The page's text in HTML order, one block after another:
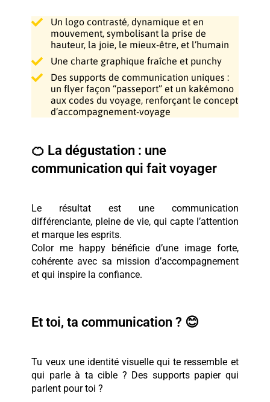
Un logo contrasté, dynamique et en
mouvement, symbolisant la prise de
hauteur, la joie, le mieux-être, et l’humain
Une charte graphique fraîche et punchy
Des supports de communication uniques :
un flyer façon “passeport” et un kakémono
aux codes du voyage, renforçant le concept
d’accompagnement-voyage
🍊 La dégustation : une
communication qui fait voyager
Le résultat est une communication
différenciante, pleine de vie, qui capte l’attention
et marque les esprits.
Color me happy bénéficie d’une image forte,
cohérente avec sa mission d’accompagnement
et qui inspire la confiance.
Et toi, ta communication ? 😊
Tu veux une identité visuelle qui te ressemble et
qui parle à ta cible ? Des supports papier qui
parlent pour toi ?